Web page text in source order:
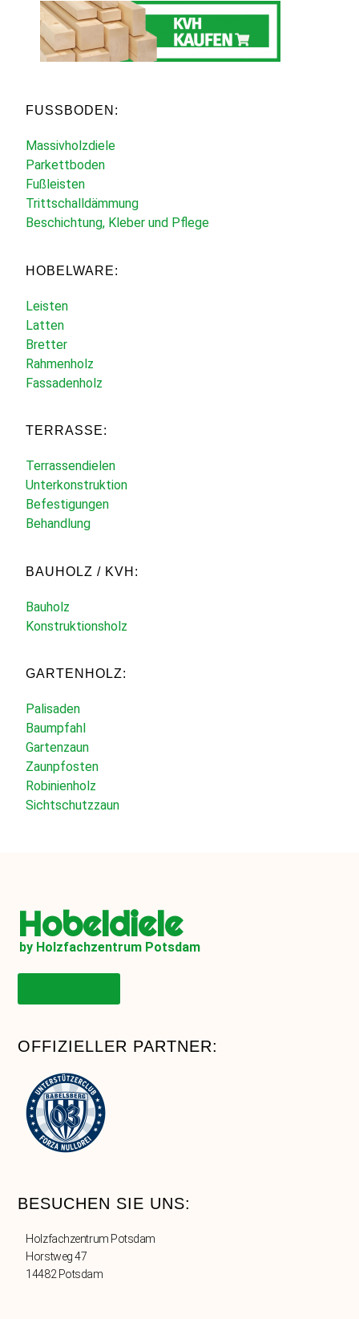
FUSSBODEN:
Massivholzdiele
Parkettboden
Fußleisten
Trittschalldämmung
Beschichtung, Kleber und Pflege
HOBELWARE:
Leisten
Latten
Bretter
Rahmenholz
Fassadenholz
TERRASSE:
Terrassendielen
Unterkonstruktion
Befestigungen
Behandlung
BAUHOLZ / KVH:
Bauholz
Konstruktionsholz
GARTENHOLZ:
Palisaden
Baumpfahl
Gartenzaun
Zaunpfosten
Robinienholz
Sichtschutzzaun
Hobeldiele
by Holzfachzentrum Potsdam
OFFIZIELLER PARTNER:
BESUCHEN SIE UNS:
Holzfachzentrum Potsdam
Horstweg 47
14482 Potsdam